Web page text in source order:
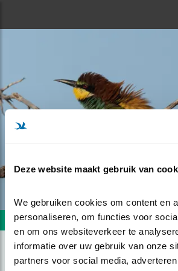
Deze website maakt gebruik van
We gebruiken cookies om content en
personaliseren, om functies voor
en om ons websiteverkeer te
informatie over uw gebruik van onze
partners voor social media,
Volgende foto